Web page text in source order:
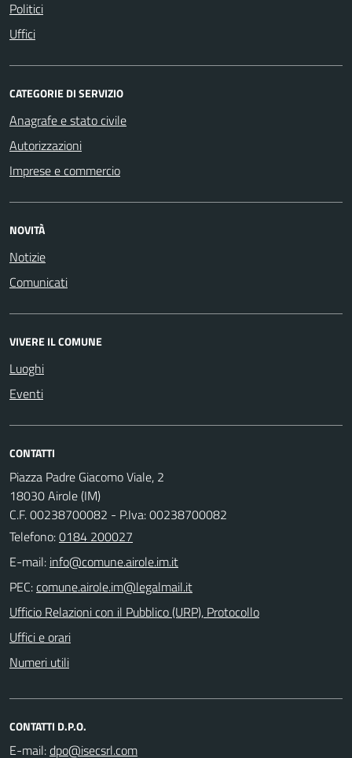
Politici
Uffici
CATEGORIE DI SERVIZIO
Anagrafe e stato civile
Autorizzazioni
Imprese e commercio
NOVITÀ
Notizie
Comunicati
VIVERE IL COMUNE
Luoghi
Eventi
CONTATTI
Piazza Padre Giacomo Viale, 2
18030 Airole (IM)
C.F. 00238700082 - P.Iva: 00238700082
Telefono:0184 200027
E-mail:
PEC:
Ufficio Relazioni con il Pubblico (URP), Protocollo
Uffici e orari
Numeri utili
CONTATTI D.P.O.
E-mail: